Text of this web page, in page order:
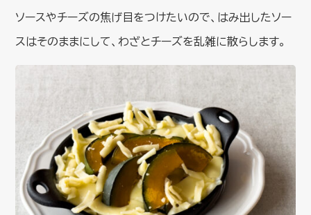
ソースやチーズの焦げ目をつけたいので、はみ出したソー
スはそのままにして、わざとチーズを乱雑に散らします。